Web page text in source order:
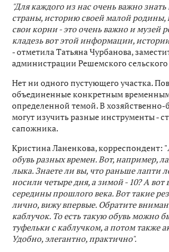
"Для каждого из нас очень важно
страны, историю своей малой родины,
свои корни - это очень важно и музей
кладезь вот этой информации,
- отметила Татьяна Чурбанова,
администрации Решемского
Нет ни одного пустующего участка.
объединенные конкретным
определенной темой. В хозяйственно-
могут изучить разные инструменты -
сапожника.
Кристина Ланенкова, корреспондент: "
обувь разных времен. Вот, например,
лыка. Знаете ли вы, что раньше лапти
носили четыре дня, а зимой - 10? А вот
середины прошлого века. Вот такие
лично, вижу впервые. Обратите
каблучок. То есть такую обувь можно
туфельки с каблучком, а потом также
Удобно, элегантно, практично".